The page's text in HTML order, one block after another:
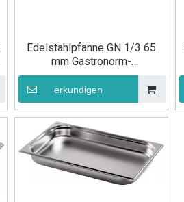
Edelstahlpfanne GN 1/3 65
mm Gastronorm-
Lebensmittelbehälter
erkundigen